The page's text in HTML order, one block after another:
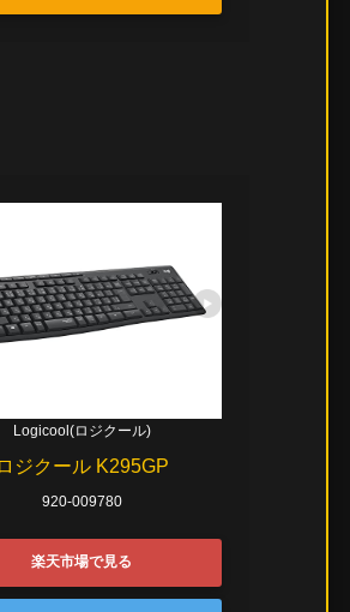
Logicool(ロジクール)
ロジクール K295GP
920-009780
楽天市場で見る